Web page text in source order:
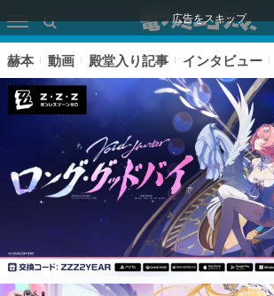
広告をスキップ
赫本 動画 殿堂入り記事 インタビュー